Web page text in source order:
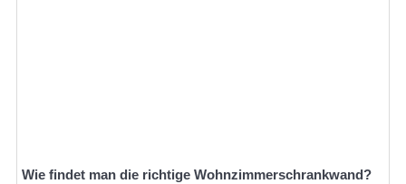
Wie findet man die richtige Wohnzimmerschrankwand?